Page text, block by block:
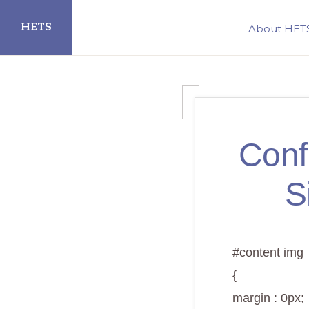
primary
main
HETS About
#content img
{
margin : 0px;